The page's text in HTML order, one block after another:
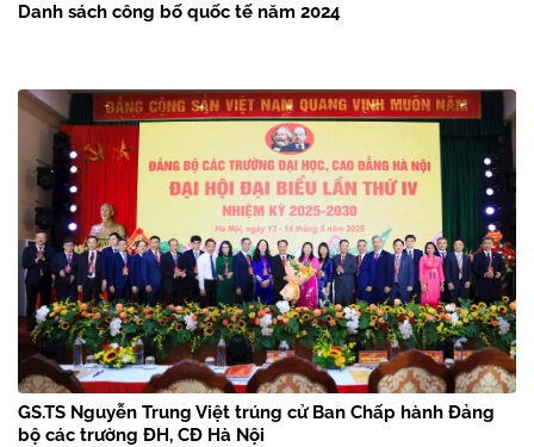
Danh sách công bố quốc tế năm 2024
GS.TS Nguyễn Trung Việt trúng cử Ban Chấp hành Đảng
bộ các trường ĐH, CĐ Hà Nội